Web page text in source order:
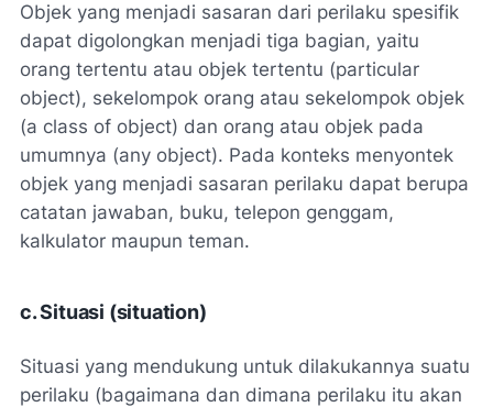
Objek yang menjadi sasaran dari perilaku spesifik
dapat digolongkan menjadi tiga bagian, yaitu
orang tertentu atau objek tertentu (particular
object), sekelompok orang atau sekelompok objek
(a class of object) dan orang atau objek pada
umumnya (any object). Pada konteks menyontek
objek yang menjadi sasaran perilaku dapat berupa
catatan jawaban, buku, telepon genggam,
kalkulator maupun teman.
c. Situasi (situation)
Situasi yang mendukung untuk dilakukannya suatu
perilaku (bagaimana dan dimana perilaku itu akan